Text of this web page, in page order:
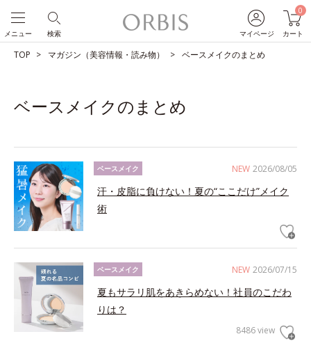
マイページ
0
カート
検索
メニュー
TOP マガジン（美容情報・読み物） ベースメイクのまとめ
ベースメイクのまとめ
NEW 2026/08/05
ベースメイク
汗・皮脂に負けない！夏の“ここだけ”メイク
術
NEW 2026/07/15
ベースメイク
夏もサラリ肌をあきらめない！社員のこだわ
りは？
8486 view